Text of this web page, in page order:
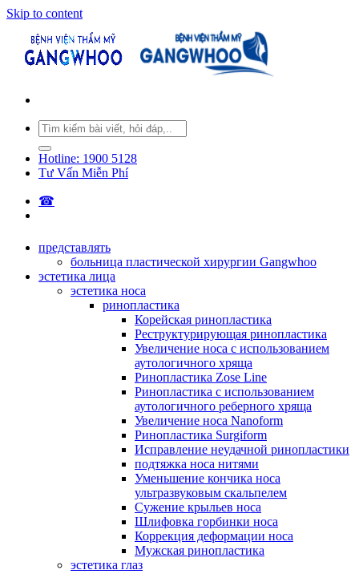
Skip to content
Hotline: 1900 5128
Tư Vấn Miễn Phí
☎︎
представлять
больница пластической хирургии Gangwhoo
эстетика лица
эстетика носа
ринопластика
Корейская ринопластика
Реструктурирующая ринопластика
Увеличение носа с использованием
аутологичного хряща
Ринопластика Zose Line
Ринопластика с использованием
аутологичного реберного хряща
Увеличение носа Nanoform
Ринопластика Surgiform
Исправление неудачной ринопластики
подтяжка носа нитями
Уменьшение кончика носа
ультразвуковым скальпелем
Сужение крыльев носа
Шлифовка горбинки носа
Коррекция деформации носа
Мужская ринопластика
эстетика глаз